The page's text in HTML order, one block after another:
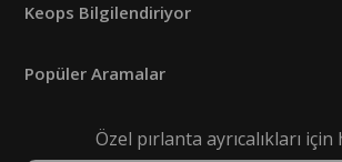
Keops Bilgilendiriyor
Popüler Aramalar
Özel pırlanta ayrıcalıkları